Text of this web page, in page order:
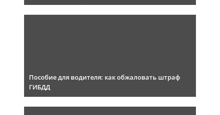
Пособие для водителя: как обжаловать штраф
ГИБДД